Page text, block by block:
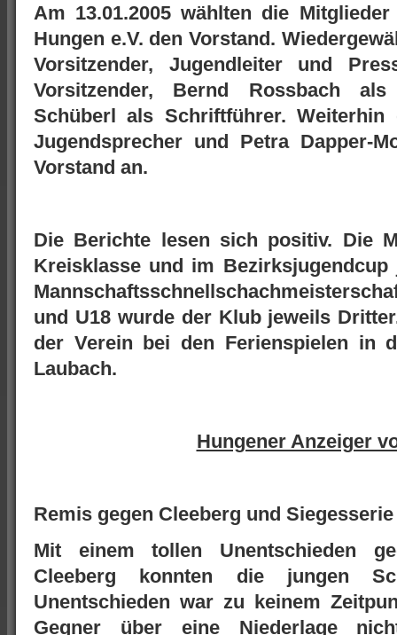
Am 13.01.2005 wählten die
Hungen e.V. den Vorstand.
Vorsitzender, Jugendleiter und
Vorsitzender, Bernd Rossbach
Schüberl als Schriftführer.
Jugendsprecher und Petra Dapper-
Vorstand an.
Die Berichte lesen sich positiv. Die
Kreisklasse und im
und U18 wurde der Klub jeweils
der Verein bei den Ferienspielen in
Laubach.
Hungener Anzeiger
Remis gegen Cleeberg und
Mit einem tollen Unentschieden
Cleeberg konnten die jungen
Unentschieden war zu keinem
Gegner über eine Niederlage